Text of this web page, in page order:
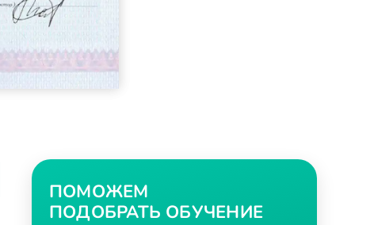
ПОМОЖЕМ
ПОДОБРАТЬ ОБУЧЕНИЕ